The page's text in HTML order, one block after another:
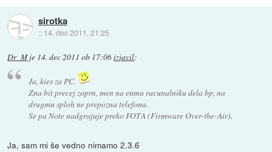
sirotka
:: 14. dec 2011, 21:25
Dr_Mje 14. dec 2011 ob 17:06izjavil:
Ja, kies za PC.
Zna bit precej zoprn, men na enmu racunalniku dela bp, na
drugmu sploh ne prepozna telefona.
Se pa Note nadgrajuje preko FOTA (Firmware Over-the-Air).
Ja, sam mi še vedno nimamo 2.3.6